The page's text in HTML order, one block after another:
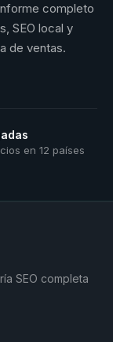
completo
SEO local y
de ventas.
en 12 países
SEO completa